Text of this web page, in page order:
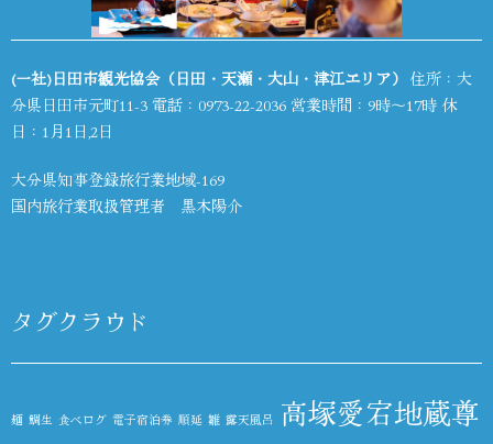
(一社)日田市観光協会（日田・天瀬・大山・津江エリア） 住所：大
分県日田市元町11-3 電話： 0973-22-2036 営業時間：9時～17時 休
日：1月1日,2日
大分県知事登録旅行業地域-169
国内旅行業取扱管理者 黒木陽介
タグクラウド
麺 鯛生 食べログ 電子宿泊券 順延 雛 露天風呂 高塚愛宕地蔵尊